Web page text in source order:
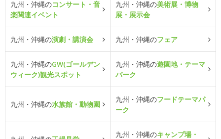
九州・沖縄のコンサート・音
楽関連イベント
九州・沖縄の美術展・博物
展・展示会
九州・沖縄の演劇・講演会 九州・沖縄のフェア
九州・沖縄のGW(ゴールデン
ウィーク)観光スポット
九州・沖縄の遊園地・テーマ
パーク
九州・沖縄の水族館・動物園
九州・沖縄のフードテーマパ
ーク
九州・沖縄のキャンプ場・